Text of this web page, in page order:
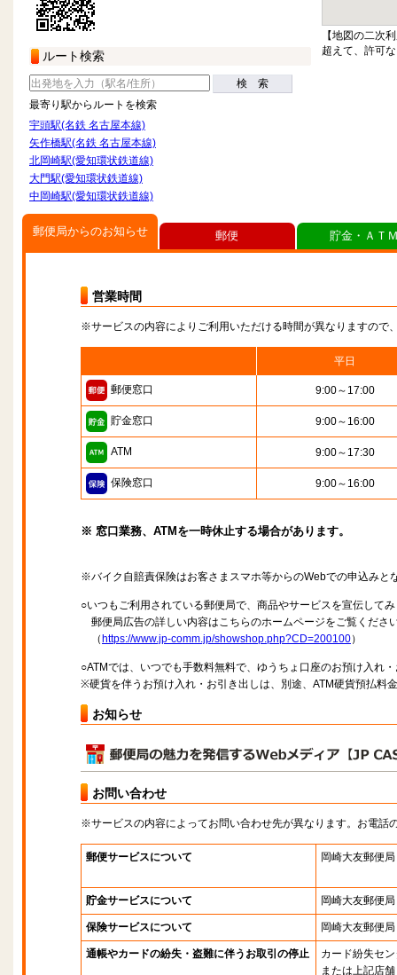
ルート検索
検 索
最寄り駅からルートを検索
宇頭駅(名鉄 名古屋本線)
矢作橋駅(名鉄 名古屋本線)
北岡崎駅(愛知環状鉄道線)
大門駅(愛知環状鉄道線)
中岡崎駅(愛知環状鉄道線)
【地図の二次
超えて、許可
郵便局からのお知らせ
営業時間
※サービスの内容によりご利用いただける時間が異なりますので
平日
郵便窓口 9:00～17:00
貯金窓口 9:00～16:00
ATM 9:00～17:30
保険窓口 9:00～16:00
※ 窓口業務、ATMを一時休止する場合があります。
※バイク自賠責保険はお客さまスマホ等からのWebでの申込みと
○いつもご利用されている郵便局で、商品やサービスを宣伝して
郵便局広告の詳しい内容はこちらのホームページをご覧くださ
（ https://www.jp-comm.jp/showshop.php?CD=200100）
○ATMでは、いつでも手数料無料で、ゆうちょ口座のお預け入れ
※硬貨を伴うお預け入れ・お引き出しは、別途、ATM硬貨預払料
お知らせ
お問い合わせ
※サービスの内容によってお問い合わせ先が異なります。お電話
郵便サービスについて 岡崎大友郵便局
貯金サービスについて 岡崎大友郵便局
保険サービスについて 岡崎大友郵便局
通帳やカードの紛失・盗難に伴うお取引の停止
カード紛失セ
または上記店舗
郵便 貯金・ＡＴ